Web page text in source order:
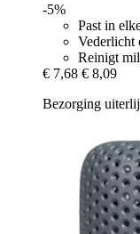
-5%
Past in
Vederlicht
Reinigt
€ 7,68 € 8,09
Bezorging